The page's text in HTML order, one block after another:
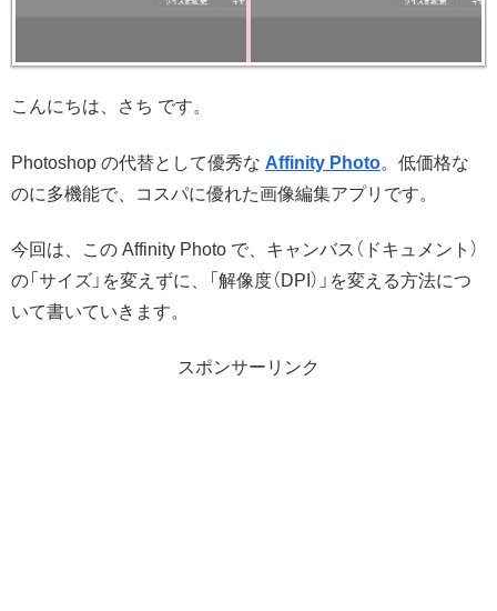
こんにちは、さち です。
Photoshop の代替として優秀な Affinity Photo。低価格な
のに多機能で、コスパに優れた画像編集アプリです。
今回は、この Affinity Photo で、キャンバス（ドキュメント）
の「サイズ」を変えずに、「解像度（DPI）」を変える方法につ
いて書いていきます。
スポンサーリンク